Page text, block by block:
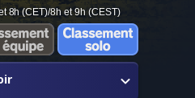
8h (CET)/8h et 9h (CEST)